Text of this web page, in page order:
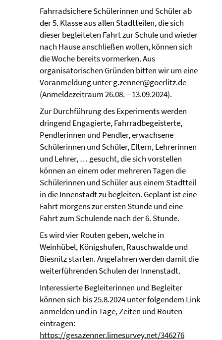
Fahrradsichere Schülerinnen und Schüler ab
der 5. Klasse aus allen Stadtteilen, die sich
dieser begleiteten Fahrt zur Schule und wieder
nach Hause anschließen wollen, können sich
die Woche bereits vormerken. Aus
organisatorischen Gründen bitten wir um eine
Voranmeldung unterg.zenner@goerlitz.de
(Anmeldezeitraum 26.08. – 13.09.2024).
Zur Durchführung des Experiments werden
dringend Engagierte, Fahrradbegeisterte,
Pendlerinnen und Pendler, erwachsene
Schülerinnen und Schüler, Eltern, Lehrerinnen
und Lehrer, … gesucht, die sich vorstellen
können an einem oder mehreren Tagen die
Schülerinnen und Schüler aus einem Stadtteil
in die Innenstadt zu begleiten. Geplant ist eine
Fahrt morgens zur ersten Stunde und eine
Fahrt zum Schulende nach der 6. Stunde.
Es wird vier Routen geben, welche in
Weinhübel, Königshufen, Rauschwalde und
Biesnitz starten. Angefahren werden damit die
weiterführenden Schulen der Innenstadt.
Interessierte Begleiterinnen und Begleiter
können sich bis 25.8.2024 unter folgendem Link
anmelden und in Tage, Zeiten und Routen
eintragen:
https://gesazenner.limesurvey.net/346276